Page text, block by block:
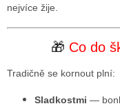
nejvíce žije.
🎁 Co do
Tradičně se kornout plní:
Sladkostmi —